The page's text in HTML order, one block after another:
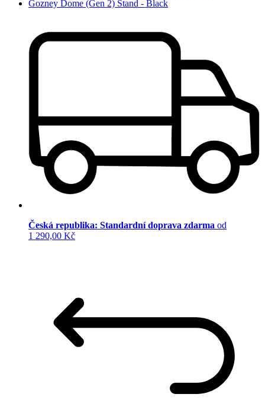
Gozney Dome (Gen 2) Stand - Black
Česká republika: Standardní doprava zdarma od
1 290,00 Kč